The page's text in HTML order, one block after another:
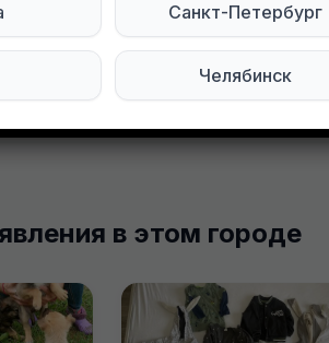
Мы в Telegram
в этом городе
Санкт-Петербург
Челябинск